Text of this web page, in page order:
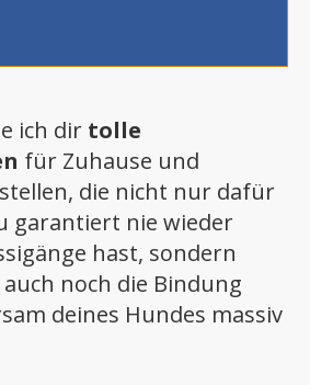
ich dir tolle
für Zuhause und
die nicht nur dafür
garantiert nie wieder
hast, sondern
noch die Bindung
deines Hundes massiv